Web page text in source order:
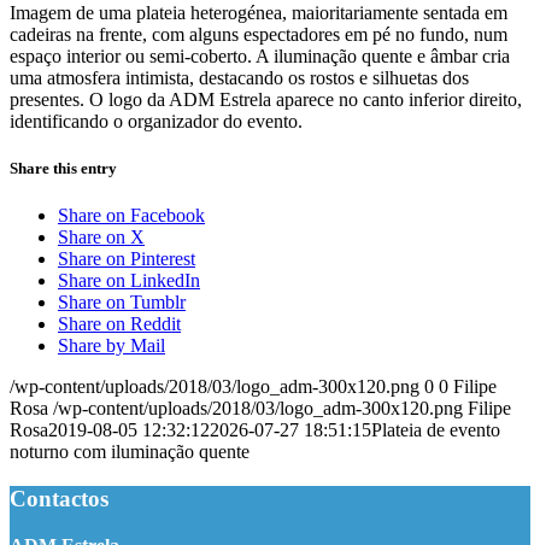
Imagem de uma plateia heterogénea, maioritariamente sentada em
cadeiras na frente, com alguns espectadores em pé no fundo, num
espaço interior ou semi-coberto. A iluminação quente e âmbar cria
uma atmosfera intimista, destacando os rostos e silhuetas dos
presentes. O logo da ADM Estrela aparece no canto inferior direito,
identificando o organizador do evento.
Share this entry
Share on Facebook
Share on X
Share on Pinterest
Share on LinkedIn
Share on Tumblr
Share on Reddit
Share by Mail
/wp-content/uploads/2018/03/logo_adm-300x120.png 0 0 Filipe
Rosa /wp-content/uploads/2018/03/logo_adm-300x120.png Filipe
Rosa2019-08-05 12:32:122026-07-27 18:51:15Plateia de evento
noturno com iluminação quente
Contactos